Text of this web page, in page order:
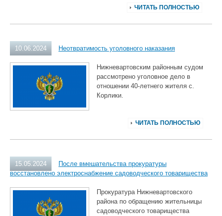
ЧИТАТЬ ПОЛНОСТЬЮ
10.06.2024 Неотвратимость уголовного наказания
Нижневартовским районным судом
рассмотрено уголовное дело в
отношении 40-летнего жителя с.
Корлики.
ЧИТАТЬ ПОЛНОСТЬЮ
15.05.2024
После вмешательства прокуратуры
восстановлено электроснабжение садоводческого товарищества
Прокуратура Нижневартовского
района по обращению жительницы
садоводческого товарищества